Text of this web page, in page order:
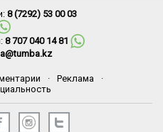
8 (7292) 53 00 03
8 707 040 14 81
· Реклама
·